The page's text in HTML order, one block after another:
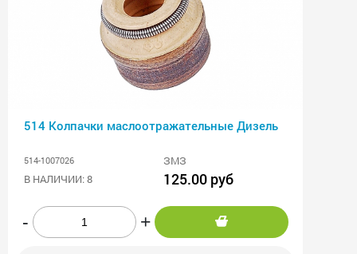
514 Колпачки маслоотражательные Дизель
514-1007026
ЗМЗ
В НАЛИЧИИ: 8
125.00 руб
- +